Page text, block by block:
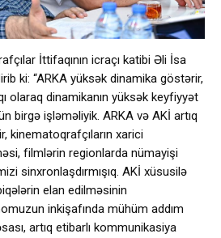
İttifaqının icraçı katibi Əli İsa
ki: “ARKA yüksək dinamika göstərir,
olaraq dinamikanın yüksək keyfiyyət
birgə işləməliyik. ARKA və AKİ artıq
kinematoqrafçıların xarici
filmlərin regionlarda nümayişi
sinxronlaşdırmışıq. AKİ xüsusilə
elan edilməsinin
inkişafında mühüm addım
artıq etibarlı kommunikasiya